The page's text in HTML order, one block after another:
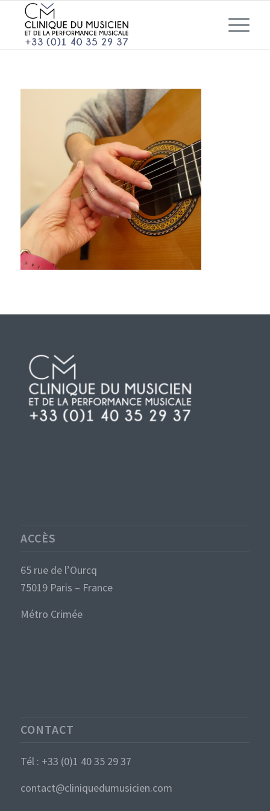
ACCÈS
65 rue de l’Ourcq
75019 Paris – France
Métro Crimée
CONTACT
Tél : +33 (0)1 40 35 29 37
contact@cliniquedumusicien.com